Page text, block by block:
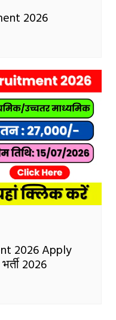
2026
2026 Apply
2026